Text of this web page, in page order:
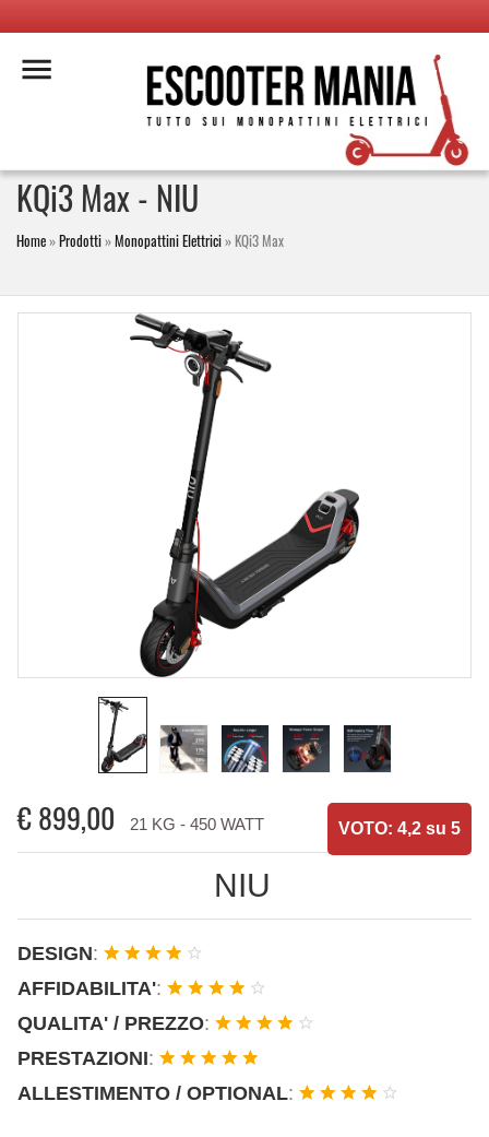
KQi3 Max - NIU
Home»Prodotti»Monopattini Elettrici» KQi3 Max
VOTO: 4,2 su 5
€899,00 21 KG - 450 WATT
NIU
DESIGN:
AFFIDABILITA':
QUALITA' / PREZZO:
PRESTAZIONI:
ALLESTIMENTO / OPTIONAL: